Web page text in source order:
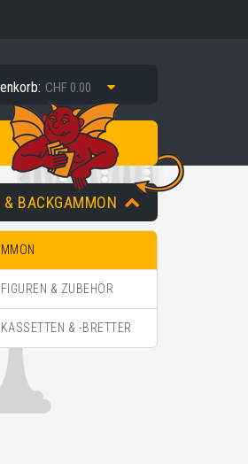
CHF 0.00
& BACKGAMMON
& ZUBEHÖR
& -BRETTER